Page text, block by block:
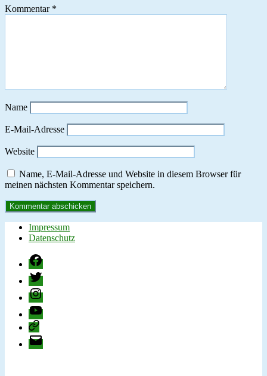
Kommentar *
Name
E-Mail-Adresse
Website
Name, E-Mail-Adresse und Website in diesem Browser für
meinen nächsten Kommentar speichern.
Impressum
Datenschutz
Facebook
Twitter
Instagram
YouTube
change.org
E-
Mail